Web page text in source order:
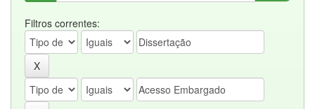
Filtros correntes: